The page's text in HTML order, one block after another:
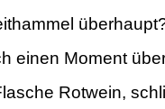
einen Moment
Rotwein,